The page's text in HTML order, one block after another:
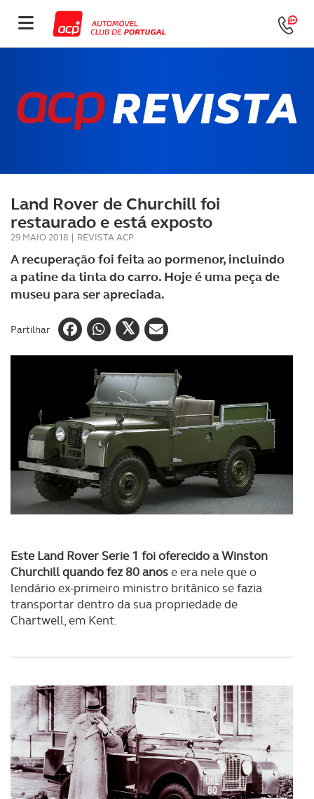
Land Rover de Churchill foi
restaurado e está exposto
29 MAIO 2018 | REVISTA ACP
A recuperação foi feita ao pormenor, incluindo
a patine da tinta do carro. Hoje é uma peça de
museu para ser apreciada.
Partilhar
Este Land Rover Serie 1 foi oferecido a Winston
Churchill quando fez 80 anose era nele que o
lendário ex-primeiro ministro britânico se fazia
transportar dentro da sua propriedade de
Chartwell, em Kent.